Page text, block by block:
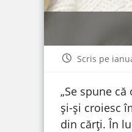
Scris pe
„Se spune
și-și croiesc
din cărți. În